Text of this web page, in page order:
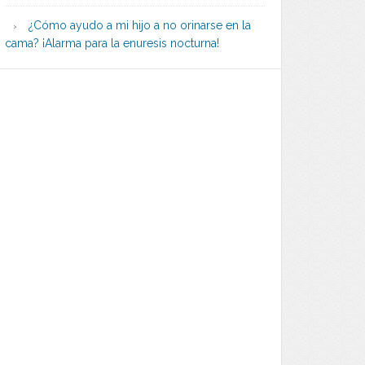
¿Cómo ayudo a mi hijo a no orinarse en la
cama? ¡Alarma para la enuresis nocturna!